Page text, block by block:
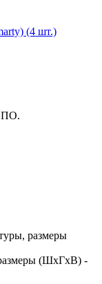
(4 шт.)
размеры
(ШхГхВ) -